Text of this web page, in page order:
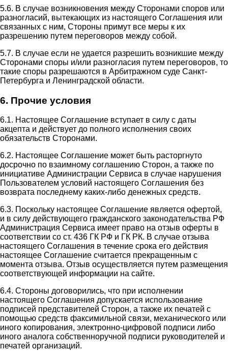
5.6. В случае возникновения между Сторонами споров или
разногласий, вытекающих из настоящего Соглашения или
связанных с ним, Стороны примут все меры к их
разрешению путем переговоров между собой.
5.7. В случае если не удается разрешить возникшие между
Сторонами споры и/или разногласия путем переговоров, то
такие споры разрешаются в Арбитражном суде Санкт-
Петербурга и Ленинградской области.
6. Прочие условия
6.1. Настоящее Соглашение вступает в силу с даты
акцепта и действует до полного исполнения своих
обязательств Сторонами.
6.2. Настоящее Соглашение может быть расторгнуто
досрочно по взаимному соглашению Сторон, а также по
инициативе Администрации Сервиса в случае нарушения
Пользователем условий настоящего Соглашения без
возврата последнему каких-либо денежных средств.
6.3. Поскольку настоящее Соглашение является офертой,
и в силу действующего гражданского законодательства РФ
Администрация Сервиса имеет право на отзыв оферты в
соответствии со ст. 436 ГК РФ и ГК РК. В случае отзыва
настоящего Соглашения в течение срока его действия
настоящее Соглашение считается прекращенным с
момента отзыва. Отзыв осуществляется путем размещения
соответствующей информации на сайте.
6.4. Стороны договорились, что при исполнении
настоящего Соглашения допускается использование
подписей представителей Сторон, а также их печатей с
помощью средств факсимильной связи, механического или
иного копирования, электронно-цифровой подписи либо
иного аналога собственноручной подписи руководителей и
печатей организаций.